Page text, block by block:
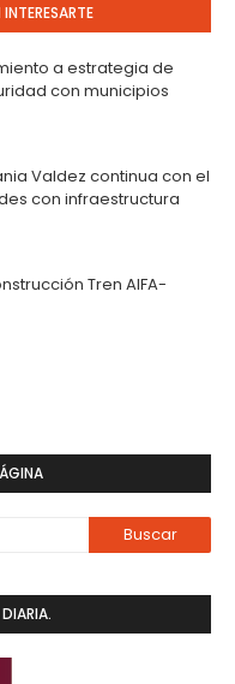
a estrategia de
con municipios
Valdez continua con el
con infraestructura
Tren AIFA-